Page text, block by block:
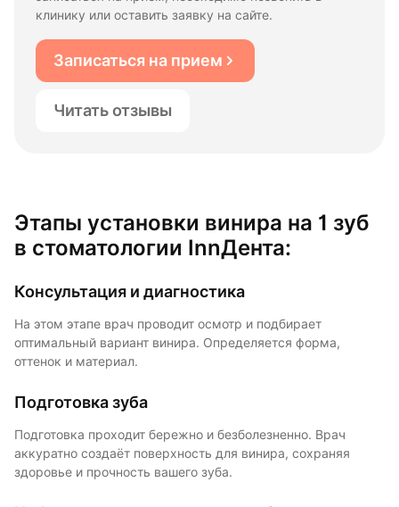
клинику или оставить заявку на сайте.
Записаться на прием
Читать отзывы
Этапы установки винира на 1 зуб
в стоматологии InnДента:
Консультация и диагностика
На этом этапе врач проводит осмотр и подбирает
оптимальный вариант винира. Определяется форма,
оттенок и материал.
Подготовка зуба
Подготовка проходит бережно и безболезненно. Врач
аккуратно создаёт поверхность для винира, сохраняя
здоровье и прочность вашего зуба.